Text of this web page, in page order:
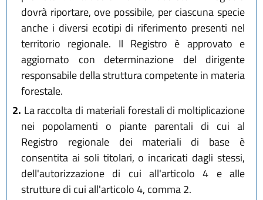
dovrà riportare, ove possibile, per ciascuna specie
anche i diversi ecotipi di riferimento presenti nel
territorio regionale. Il Registro è approvato e
aggiornato con determinazione del dirigente
responsabile della struttura competente in materia
forestale.
2. La raccolta di materiali forestali di moltiplicazione
nei popolamenti o piante parentali di cui al
Registro regionale dei materiali di base è
consentita ai soli titolari, o incaricati dagli stessi,
dell'autorizzazione di cui all'articolo 4 e alle
strutture di cui all'articolo 4, comma 2.